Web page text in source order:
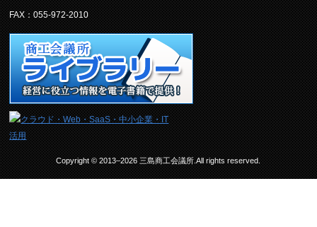
FAX：055-972-2010
Copyright © 2013–2026 三島商工会議所.All rights reserved.